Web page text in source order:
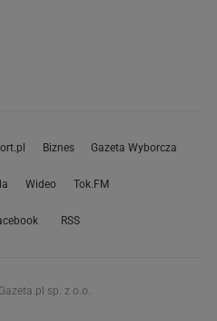
Biznes Gazeta Wyborcza
Wideo Tok.FM
RSS
sp. z o.o.